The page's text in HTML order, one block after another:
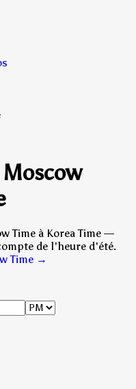
Time à Korea Time —
de l'heure d'été.
Time →